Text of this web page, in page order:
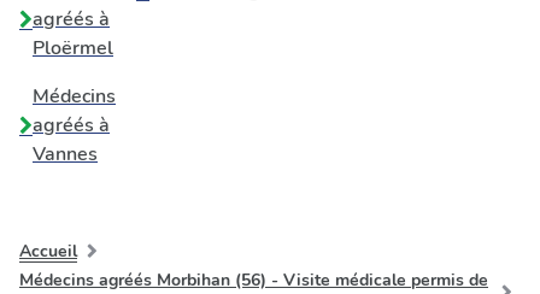
agréés à
Ploërmel
Médecins
agréés à
Vannes
Accueil
Médecins agréés Morbihan (56) - Visite médicale permis de